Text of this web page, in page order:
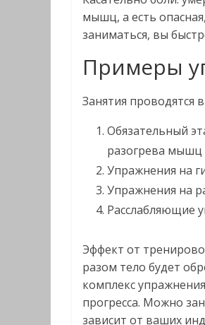
мышц, а есть
заниматься, вы
Примеры
Занятия проводятся
Обязательный
разогрева
Упражнения на
Упражнения на
Расслабляющие
Эффект от
разом тело будет
комплекс
прогресса. Можно
зависит от ваших